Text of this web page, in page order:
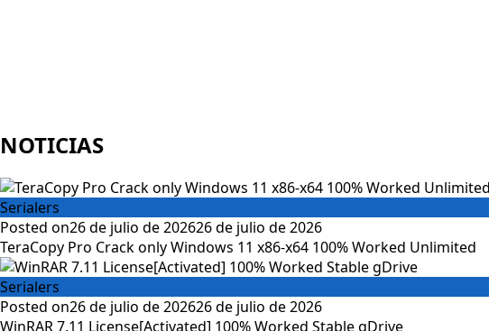
NOTICIAS
Serialers
Posted on26 de julio de 202626 de julio de 2026
TeraCopy Pro Crack only Windows 11 x86-x64 100% Worked Unlimited
Serialers
Posted on26 de julio de 202626 de julio de 2026
WinRAR 7.11 License[Activated] 100% Worked Stable gDrive